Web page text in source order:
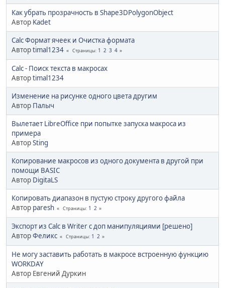
Как убрать прозрачность в Shape3DPolygonObject
Автор Kadet
Calc Формат ячеек и Очистка формата
Авторtimal1234 Страницы 1 2 3 4
Calc - Поиск текста в макросах
Авторtimal1234
Изменение на рисунке одного цвета другим
Автор Палыч
Вылетает LibreOffice при попытке запуска макроса из
примера
АвторSting
Копирование макросов из одного документа в другой при
помощи BASIC
Автор DigitaLS
Копировать диапазон в пустую строку другого файла
Автор paresh Страницы 1 2
Экспорт из Calc в Writer с доп манипуляциями [решено]
АвторФеликс Страницы 1 2
Не могу заставить работать в макросе встроенную функцию
WORKDAY
Автор Евгений Дуркин